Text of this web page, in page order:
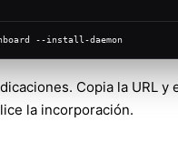
--install-daemon
Copia la URL y
la incorporación.